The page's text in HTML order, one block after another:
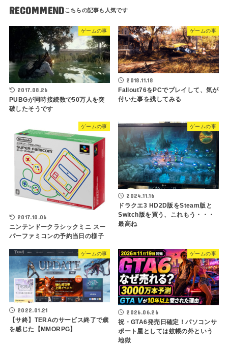
RECOMMEND
ゲームの事
2017.08.26
PUBGが同時接続数で50万人を突
破したそうです
ゲームの事
2018.11.18
Fallout76をPCでプレイして、気が
付いた事を残してみる
ゲームの事
2017.10.06
ニンテンドークラシックミニ スー
パーファミコンの予約当日の様子
ゲームの事
2024.11.16
ドラクエ3 HD2D版をSteam版と
Switch版を買う、これもう・・・
最高ね
ゲームの事
2022.01.21
【サ終】TERAのサービス終了で歳
を感じた【MMORPG】
ゲームの事
2026.06.26
祝・GTA6発売日確定！パソコンサ
ポート屋としては蚊帳の外という
地獄